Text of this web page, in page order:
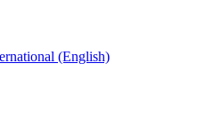
(English)